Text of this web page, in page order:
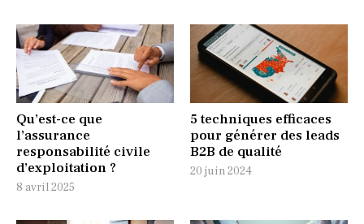
Qu’est-ce que
l’assurance
responsabilité civile
d’exploitation ?
8 avril 2025
5 techniques efficaces
pour générer des leads
B2B de qualité
20 juin 2024